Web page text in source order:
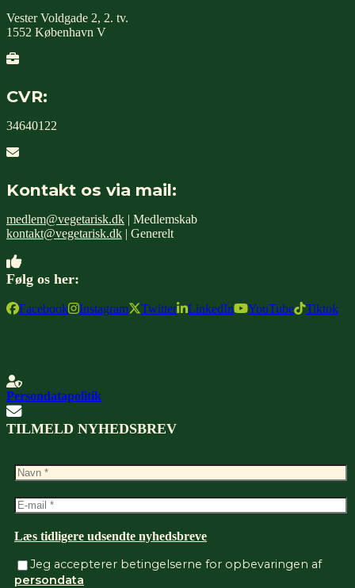
Vester Voldgade 2, 2. tv.
1552 København V
CVR:
34640122
Kontakt os via mail:
medlem@vegetarisk.dk | Medlemskab
kontakt@vegetarisk.dk | Generelt
Følg os her:
Facebook Instagram Twitter LinkedIn YouTube Tiktok
Persondatapolitik
TILMELD NYHEDSBREV
Læs tidligere udsendte nyhedsbreve
Jeg accepterer betingelserne for opbevaringen af
persondata